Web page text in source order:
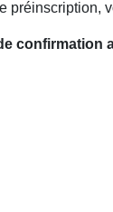
préinscription,